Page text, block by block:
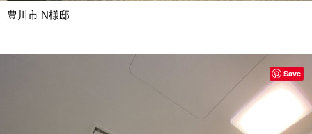
豊川市 N様邸
Save